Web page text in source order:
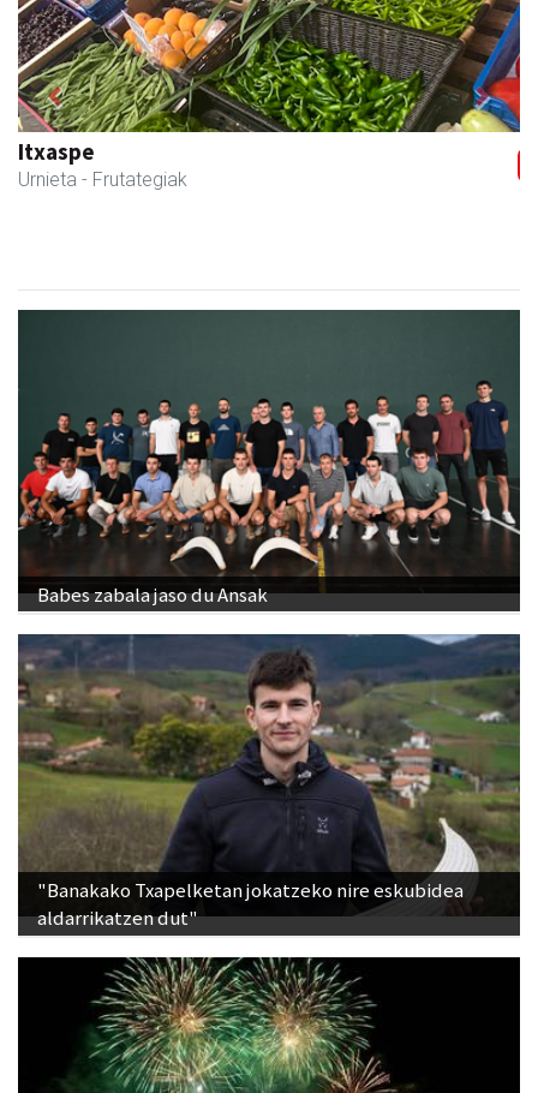
Xixori belar-denda
Andoain - Belar-denda
Previous Next
Babes zabala jaso du Ansak
"Banakako Txapelketan jokatzeko nire eskubidea
aldarrikatzen dut"